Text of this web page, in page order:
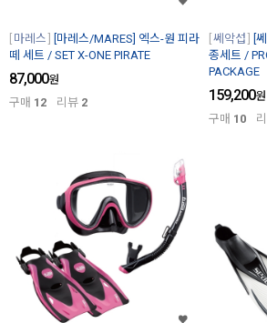
마레스
[마레스/MARES] 엑스-원 피라
떼 세트 / SET X-ONE PIRATE
87,000원
구매 12 리뷰 2
쎄악섭
[
종세트 /
PACKAGE
159,200원
구매 10